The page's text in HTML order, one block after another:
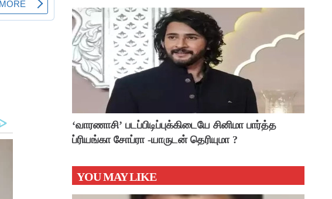
‘வாரணாசி’ படப்பிடிப்புக்கிடையே சினிமா பார்த்த
ப்ரியங்கா சோப்ரா -யாருடன் தெரியுமா ?
YOU MAY LIKE